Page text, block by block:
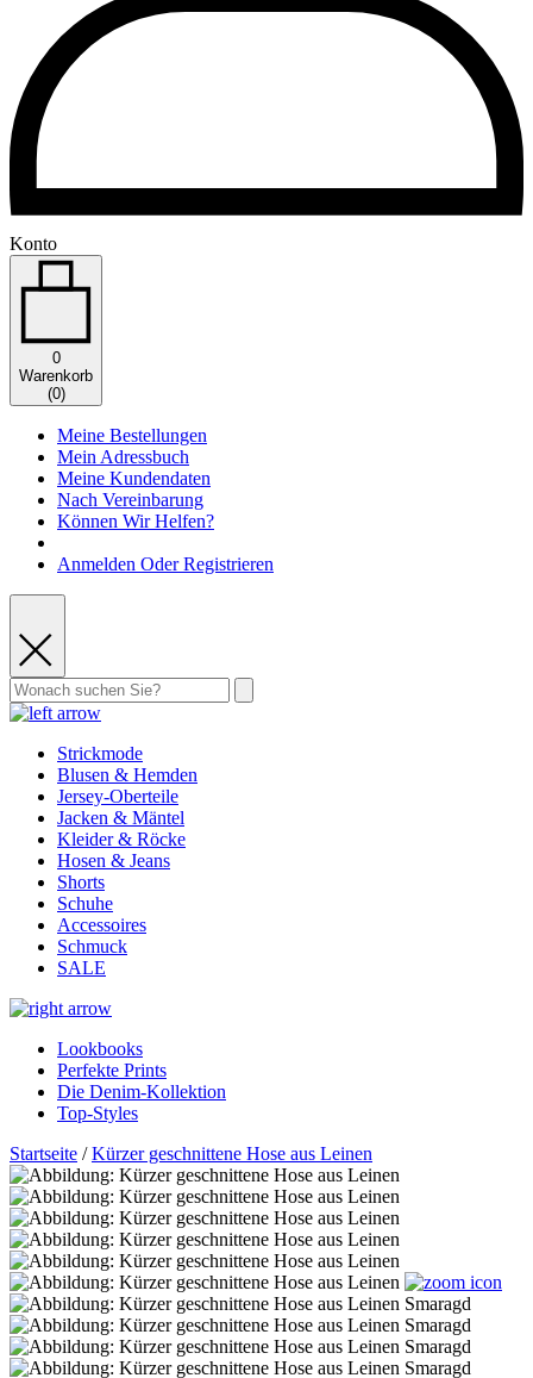
Konto
0
Warenkorb
(0)
Meine Bestellungen
Mein Adressbuch
Meine Kundendaten
Nach Vereinbarung
Können Wir Helfen?
Anmelden Oder Registrieren
Strickmode
Blusen & Hemden
Jersey-Oberteile
Jacken & Mäntel
Kleider & Röcke
Hosen & Jeans
Shorts
Schuhe
Accessoires
Schmuck
SALE
Lookbooks
Perfekte Prints
Die Denim-Kollektion
Top-Styles
Startseite /Kürzer geschnittene Hose aus Leinen